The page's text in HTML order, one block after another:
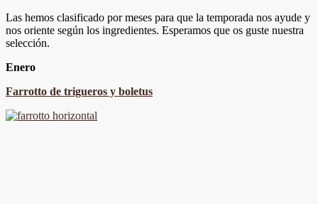
Las hemos clasificado por meses para que la temporada nos ayude y
nos oriente según los ingredientes. Esperamos que os guste nuestra
selección.
Enero
Farrotto de trigueros y boletus